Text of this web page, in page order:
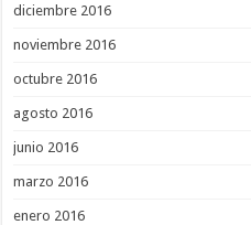
diciembre 2016
noviembre 2016
octubre 2016
agosto 2016
junio 2016
marzo 2016
enero 2016